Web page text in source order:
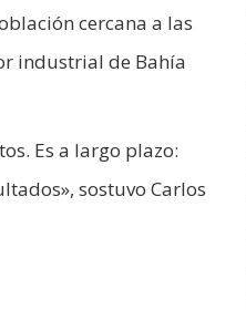
cercana a las
industrial de Bahía
Es a largo plazo:
sostuvo Carlos